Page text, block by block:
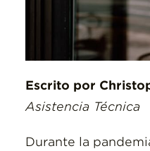
Escrito por
Asistencia Técnica
Durante la